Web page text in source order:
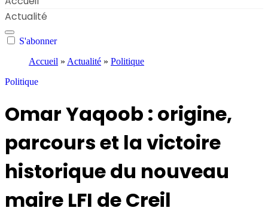
Actualité
S'abonner
Accueil » Actualité » Politique
Politique
Omar Yaqoob : origine,
parcours et la victoire
historique du nouveau
maire LFI de Creil